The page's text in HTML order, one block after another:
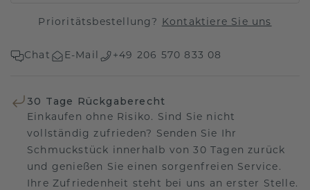
Prioritätsbestellung? Kontaktiere Sie uns
Chat E-Mail +49 206 570 833 08
30 Tage Rückgaberecht
Einkaufen ohne Risiko. Sind Sie nicht
vollständig zufrieden? Senden Sie Ihr
Schmuckstück innerhalb von 30 Tagen zurück
und genießen Sie einen sorgenfreien Service.
Ihre Zufriedenheit steht bei uns an erster Stelle.